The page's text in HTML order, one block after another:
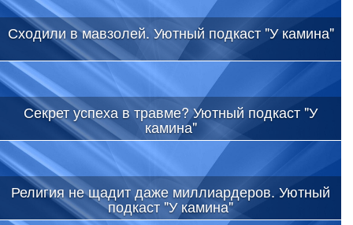
Сходили в мавзолей. Уютный подкаст "У камина"
Секрет успеха в травме? Уютный подкаст "У
камина"
Религия не щадит даже миллиардеров. Уютный
подкаст "У камина"